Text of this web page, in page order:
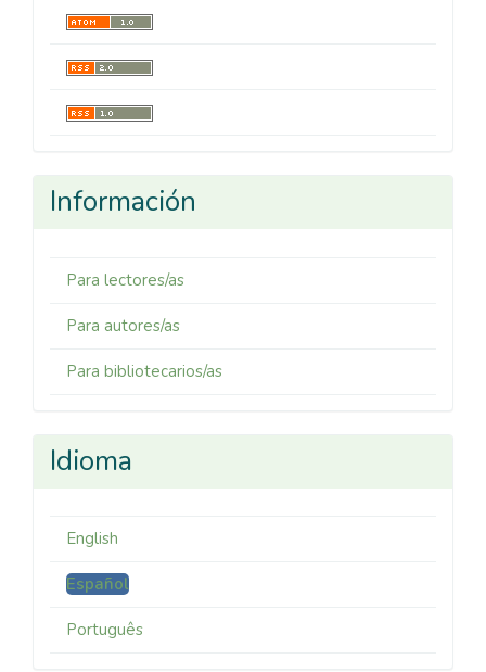
Información
Para lectores/as
Para autores/as
Para bibliotecarios/as
Idioma
English
Español
Português